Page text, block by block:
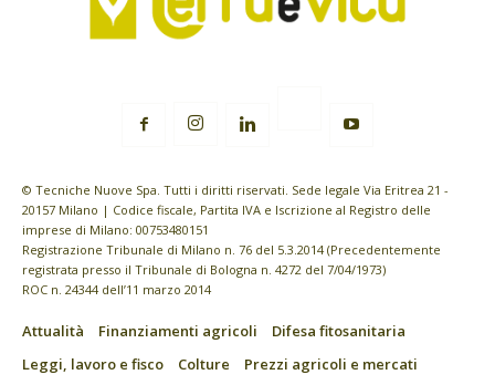
© Tecniche Nuove Spa. Tutti i diritti riservati. Sede legale Via Eritrea 21 -
20157 Milano | Codice fiscale, Partita IVA e Iscrizione al Registro delle
imprese di Milano: 00753480151
Registrazione Tribunale di Milano n. 76 del 5.3.2014 (Precedentemente
registrata presso il Tribunale di Bologna n. 4272 del 7/04/1973)
ROC n. 24344 dell’11 marzo 2014
Attualità Finanziamenti agricoli
Difesa fitosanitaria
Leggi, lavoro e fisco
Colture
Prezzi agricoli e mercati